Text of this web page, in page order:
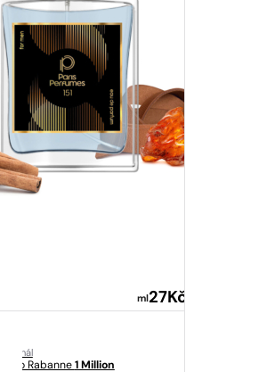
ml27Kč
originál
Paco Rabanne 1 Million